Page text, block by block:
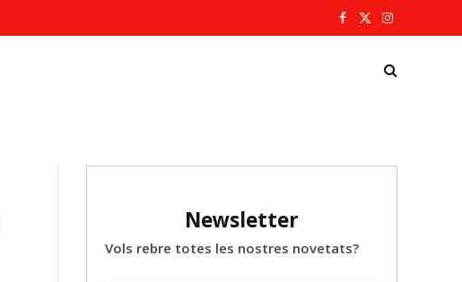
Facebook
X
Instagram
Newsletter
Vols rebre totes les nostres novetats?